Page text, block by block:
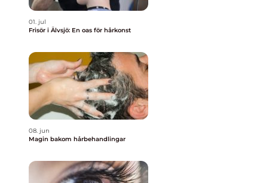
01. jul
Frisör i Älvsjö: En oas för hårkonst
08. jun
Magin bakom hårbehandlingar